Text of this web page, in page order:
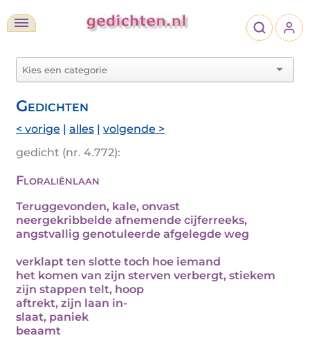
Gedichten
< vorige | alles | volgende >
gedicht (nr. 4.772):
Floraliënlaan
Teruggevonden, kale, onvast
neergekribbelde afnemende cijferreeks,
angstvallig genotuleerde afgelegde weg
verklapt ten slotte toch hoe iemand
het komen van zijn sterven verbergt, stiekem
zijn stappen telt, hoop
aftrekt, zijn laan in-
slaat, paniek
beaamt